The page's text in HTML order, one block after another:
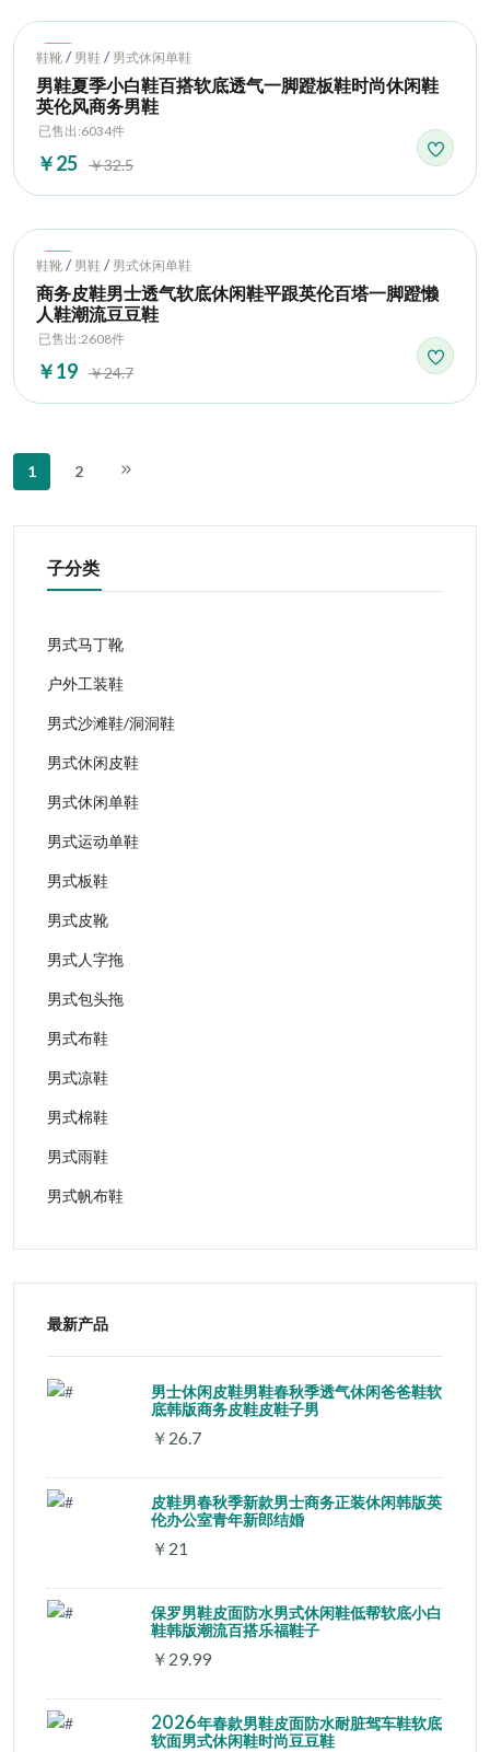
Hot
鞋靴 / 男鞋 / 男式休闲单鞋
男鞋夏季小白鞋百搭软底透气一脚蹬板鞋时尚休闲鞋
英伦风商务男鞋
已售出:6034件
￥25 ￥32.5
Hot
鞋靴 / 男鞋 / 男式休闲单鞋
商务皮鞋男士透气软底休闲鞋平跟英伦百塔一脚蹬懒
人鞋潮流豆豆鞋
已售出:2608件
￥19 ￥24.7
1 2
子分类
男式马丁靴
户外工装鞋
男式沙滩鞋/洞洞鞋
男式休闲皮鞋
男式休闲单鞋
男式运动单鞋
男式板鞋
男式皮靴
男式人字拖
男式包头拖
男式布鞋
男式凉鞋
男式棉鞋
男式雨鞋
男式帆布鞋
最新产品
男士休闲皮鞋男鞋春秋季透气休闲爸爸鞋软
底韩版商务皮鞋皮鞋子男
￥26.7
皮鞋男春秋季新款男士商务正装休闲韩版英
伦办公室青年新郎结婚
￥21
保罗男鞋皮面防水男式休闲鞋低帮软底小白
鞋韩版潮流百搭乐福鞋子
￥29.99
2026年春款男鞋皮面防水耐脏驾车鞋软底
软面男式休闲鞋时尚豆豆鞋